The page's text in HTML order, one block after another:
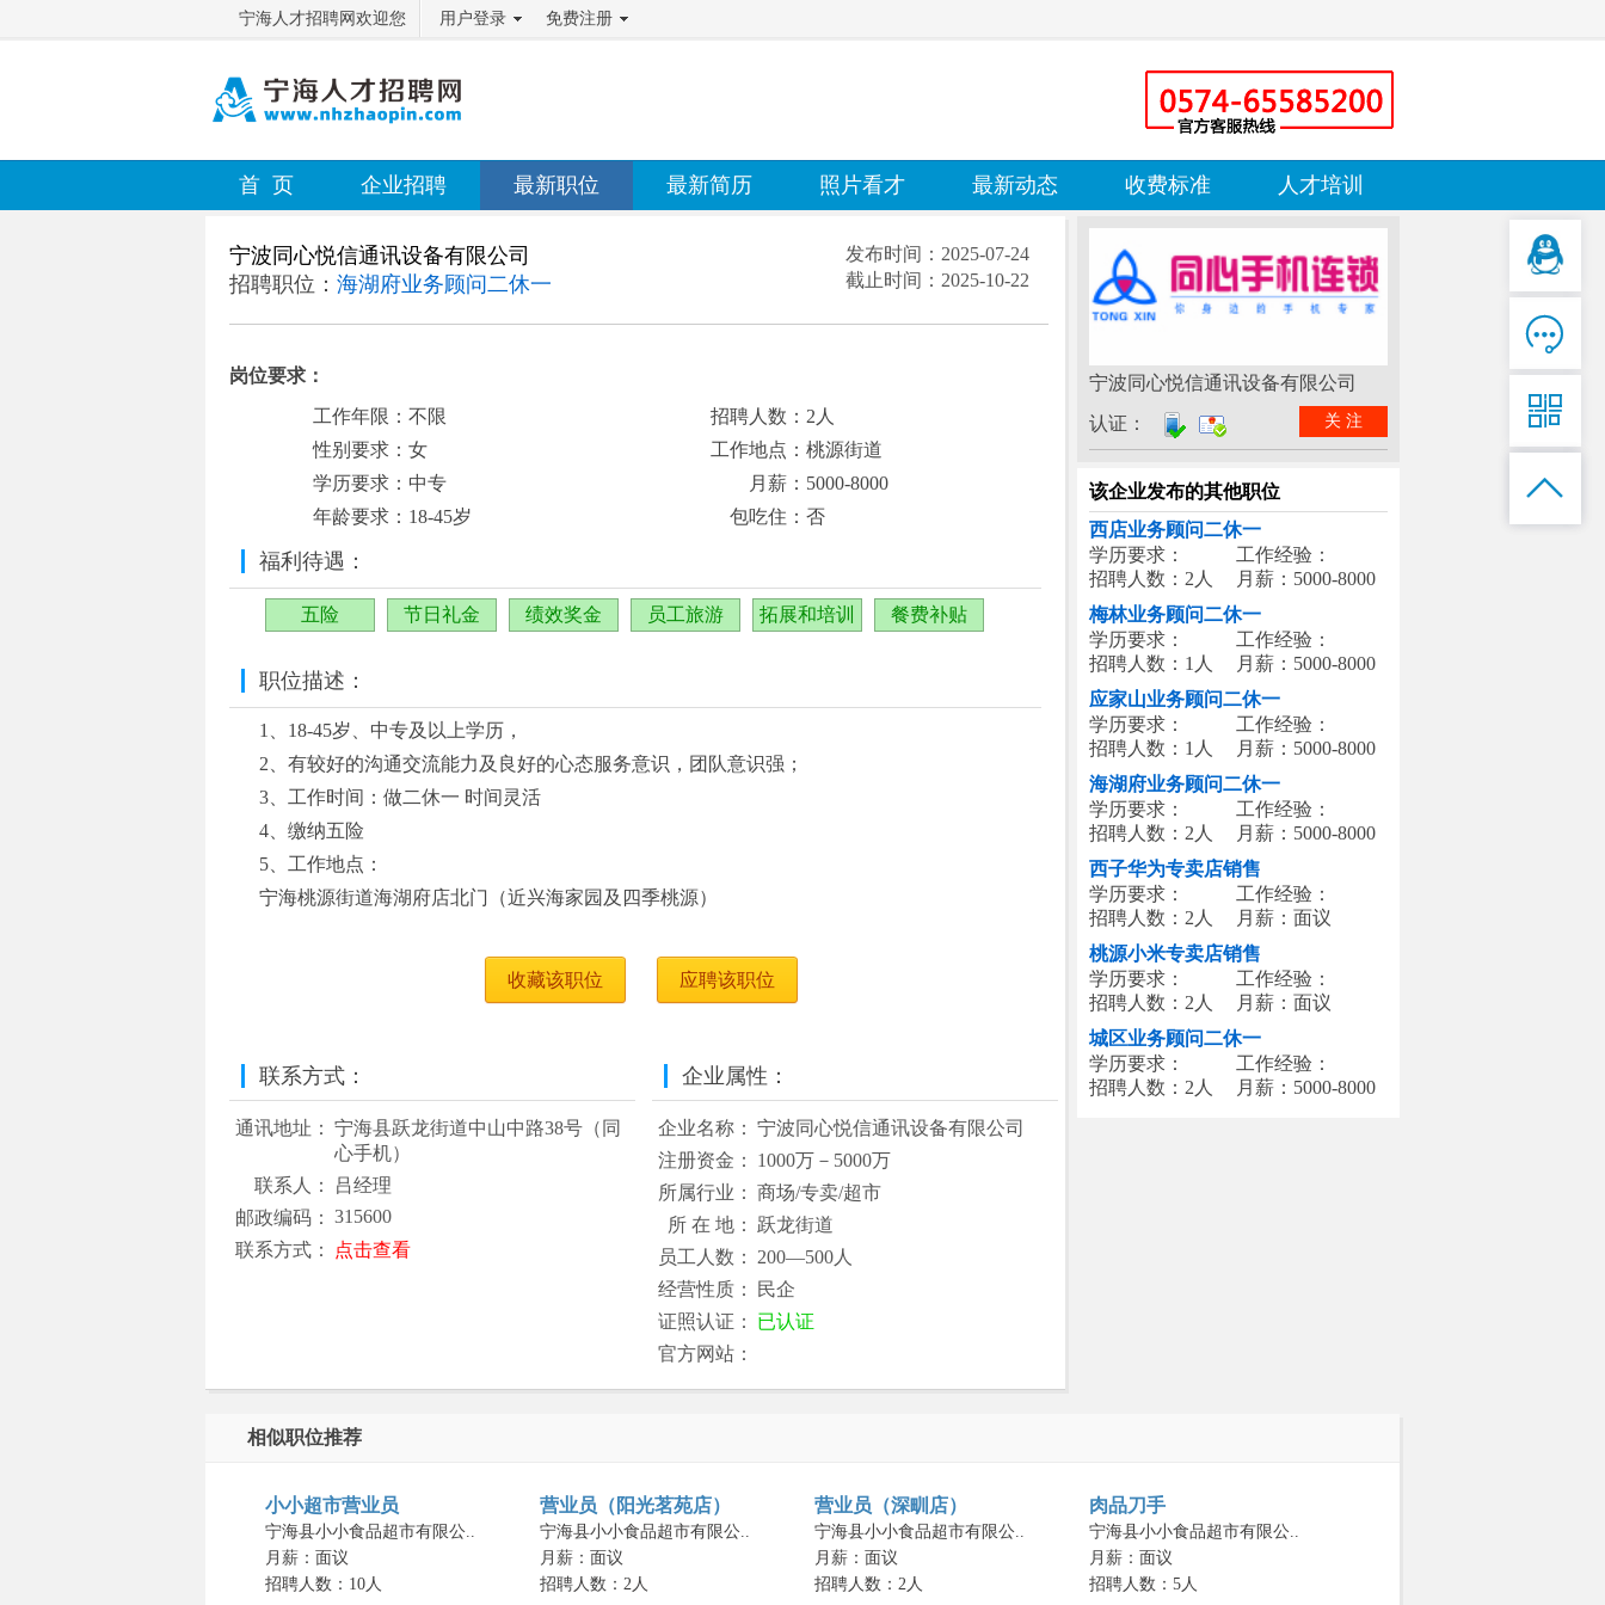
宁海人才招聘网欢迎您 用户登录 免费注册
首 页 企业招聘 最新职位 最新简历 照片看才 最新动态 收费标准 人才培训
宁波同心悦信通讯设备有限公司
招聘职位： 海湖府业务顾问二休一
发布时间： 2025-07-24
截止时间： 2025-10-22
岗位要求：
工作年限：不限
性别要求：女
学历要求：中专
年龄要求：18-45岁
招聘人数：2人
工作地点：桃源街道
月薪：5000-8000
包吃住：否
福利待遇：
五险 节日礼金 绩效奖金 员工旅游 拓展和培训 餐费补贴
职位描述：
1、18-45岁、中专及以上学历，
2、有较好的沟通交流能力及良好的心态服务意识，团队意识强；
3、工作时间：做二休一 时间灵活
4、缴纳五险
5、工作地点：
宁海桃源街道海湖府店北门（近兴海家园及四季桃源）
收藏该职位 应聘该职位
联系方式：
通讯地址：
宁海县跃龙街道中山中路38号（同
心手机）
联系人：
吕经理
邮政编码：
315600
联系方式：
点击查看
企业属性：
企业名称：
宁波同心悦信通讯设备有限公司
注册资金：
1000万－5000万
所属行业：
商场/专卖/超市
所 在 地：
跃龙街道
员工人数：
200—500人
经营性质：
民企
证照认证：
已认证
官方网站：
宁波同心悦信通讯设备有限公司
认证：
关 注
该企业发布的其他职位
西店业务顾问二休一
学历要求：
工作经验：
招聘人数：2人
月薪：5000-8000
梅林业务顾问二休一
学历要求：
工作经验：
招聘人数：1人
月薪：5000-8000
应家山业务顾问二休一
学历要求：
工作经验：
招聘人数：1人
月薪：5000-8000
海湖府业务顾问二休一
学历要求：
工作经验：
招聘人数：2人
月薪：5000-8000
西子华为专卖店销售
学历要求：
工作经验：
招聘人数：2人
月薪：面议
桃源小米专卖店销售
学历要求：
工作经验：
招聘人数：2人
月薪：面议
城区业务顾问二休一
学历要求：
工作经验：
招聘人数：2人
月薪：5000-8000
相似职位推荐
小小超市营业员
宁海县小小食品超市有限公..
月薪：面议
招聘人数：10人
营业员（阳光茗苑店）
宁海县小小食品超市有限公..
月薪：面议
招聘人数：2人
营业员（深甽店）
宁海县小小食品超市有限公..
月薪：面议
招聘人数：2人
肉品刀手
宁海县小小食品超市有限公..
月薪：面议
招聘人数：5人


